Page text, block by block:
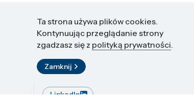
Kontakt
Instytut Wysokich Ciśnień PAN
ul. Sokołowska 29/37
01-142 Warszawa
LinkedIn
Ta strona używa plików cookies.
Kontynuując przeglądanie strony
zgadzasz się z polityką prywatności.
Zamknij